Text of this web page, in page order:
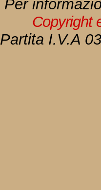
Per
Copyright
Partita I.V.A